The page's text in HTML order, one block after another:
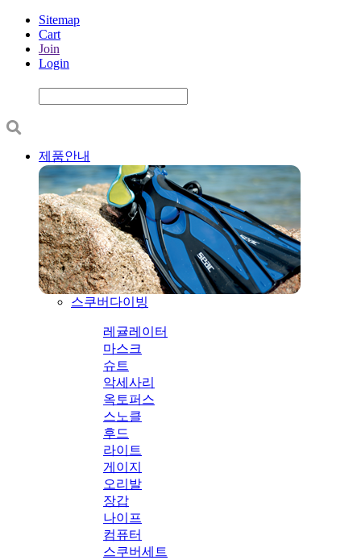
Sitemap
Cart
Join
Login
제품안내
스쿠버다이빙
레귤레이터
마스크
슈트
악세사리
옥토퍼스
스노클
후드
라이트
게이지
오리발
장갑
나이프
컴퓨터
스쿠버세트